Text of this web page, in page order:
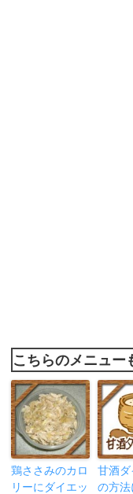
こちらのメニュー
鶏ささみのカロ
リーにダイエッ
甘酒ダ
の方法